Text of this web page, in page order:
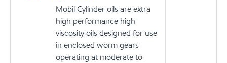
Mobil Cylinder oils are extra
high performance high
viscosity oils designed for use
in enclosed worm gears
operating at moderate to